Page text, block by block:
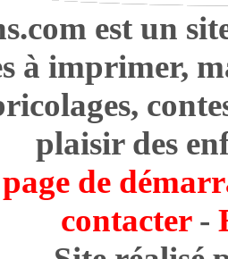
est un
à imprimer,
plaisir des
de
contacter-